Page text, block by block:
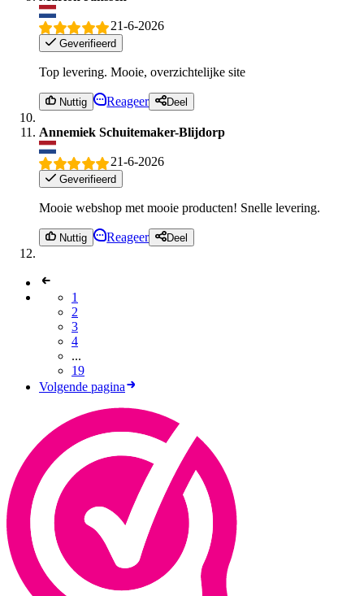
21-6-2026
Geverifieerd
Top levering. Mooie, overzichtelijke site
Nuttig Reageer Deel
Annemiek Schuitemaker-Blijdorp
21-6-2026
Geverifieerd
Mooie webshop met mooie producten! Snelle levering.
Nuttig Reageer Deel
1
2
3
4
...
19
Volgende pagina